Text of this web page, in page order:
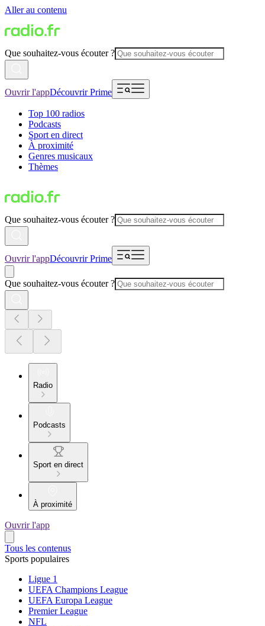
Aller au contenu
Que souhaitez-vous écouter ?
Ouvrir l'appDécouvrir Prime
Top 100 radios
Podcasts
Sport en direct
À proximité
Genres musicaux
Thèmes
Que souhaitez-vous écouter ?
Ouvrir l'appDécouvrir Prime
Que souhaitez-vous écouter ?
Radio
Podcasts
Sport en direct
À proximité
Ouvrir l'app
Tous les contenus
Sports populaires
Ligue 1
UEFA Champions League
UEFA Europa League
Premier League
NFL